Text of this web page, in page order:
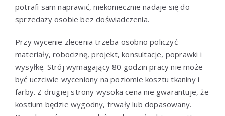
potrafi sam naprawić, niekoniecznie nadaje się do
sprzedaży osobie bez doświadczenia.
Przy wycenie zlecenia trzeba osobno policzyć
materiały, robociznę, projekt, konsultacje, poprawki i
wysyłkę. Strój wymagający 80 godzin pracy nie może
być uczciwie wyceniony na poziomie kosztu tkaniny i
farby. Z drugiej strony wysoka cena nie gwarantuje, że
kostium będzie wygodny, trwały lub dopasowany.